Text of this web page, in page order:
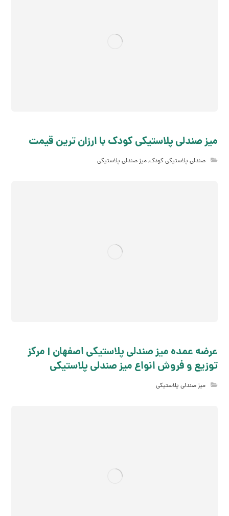
میز صندلی پلاستیکی کودک با ارزان ترین قیمت
صندلی پلاستیکی کودک,میز صندلی پلاستیکی
عرضه عمده میز صندلی پلاستیکی اصفهان | مرکز
توزیع و فروش انواع میز صندلی پلاستیکی
میز صندلی پلاستیکی